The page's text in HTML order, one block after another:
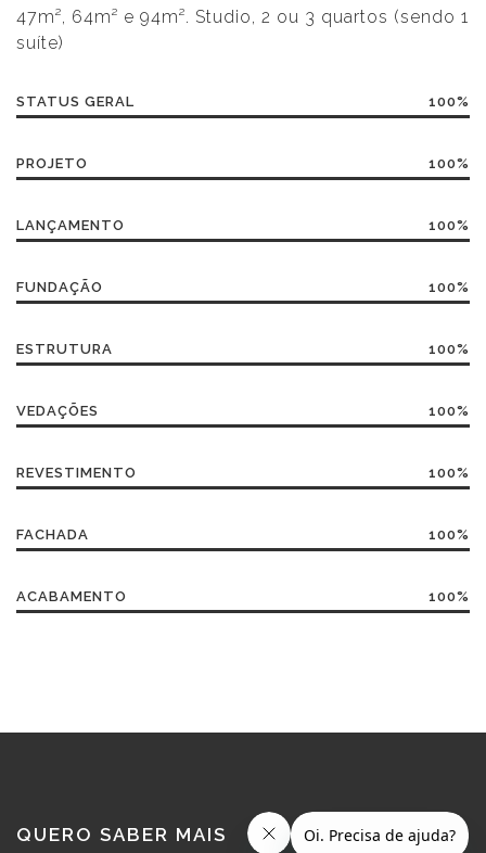
47m², 64m² e 94m². Studio, 2 ou 3 quartos (sendo 1
suíte)
STATUS GERAL 100%
PROJETO 100%
LANÇAMENTO 100%
FUNDAÇÃO 100%
ESTRUTURA 100%
VEDAÇÕES 100%
REVESTIMENTO 100%
FACHADA 100%
ACABAMENTO 100%
QUERO SABER MAIS